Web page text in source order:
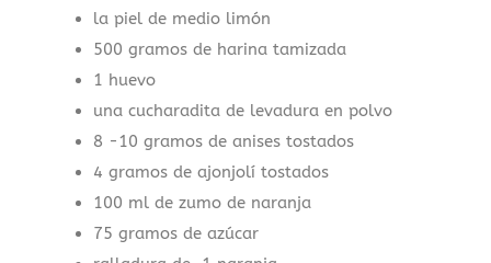
la piel de medio limón
500 gramos de harina tamizada
1 huevo
una cucharadita de levadura en polvo
8 -10 gramos de anises tostados
4 gramos de ajonjolí tostados
100 ml de zumo de naranja
75 gramos de azúcar